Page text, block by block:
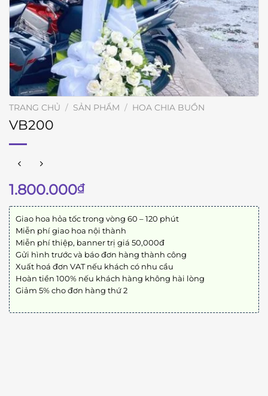
TRANG CHỦ / SẢN PHẨM / HOA CHIA BUỒN
VB200
1.800.000₫
Giao hoa hỏa tốc trong vòng 60 – 120 phút
Miễn phí giao hoa nội thành
Miễn phí thiệp, banner trị giá 50,000đ
Gửi hình trước và báo đơn hàng thành công
Xuất hoá đơn VAT nếu khách có nhu cầu
Hoàn tiền 100% nếu khách hàng không hài lòng
Giảm 5% cho đơn hàng thứ 2